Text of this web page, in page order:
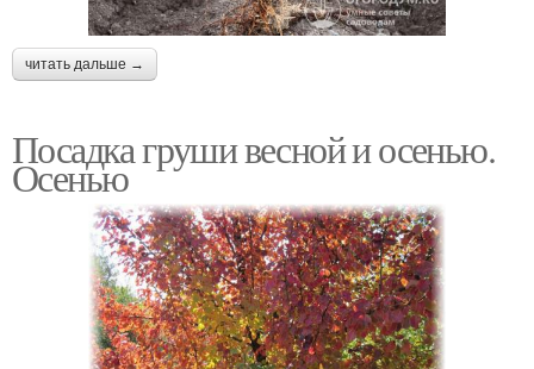
читать дальше →
Посадка груши весной и осенью.
Осенью